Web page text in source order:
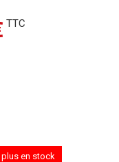
TTC
en stock